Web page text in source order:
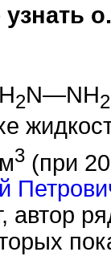
2N—NH2
3 (при
автор